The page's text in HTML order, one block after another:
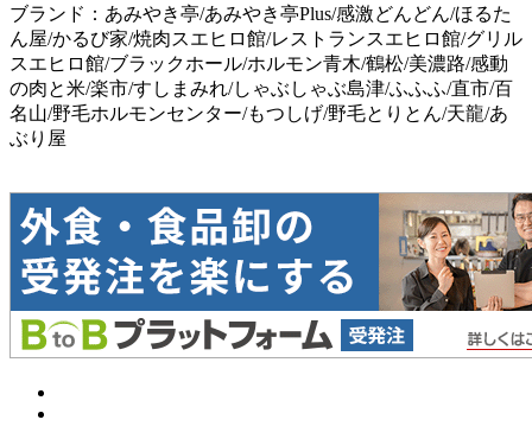
ブランド：あみやき亭/あみやき亭Plus/感激どんどん/ほるた
ん屋/かるび家/焼肉スエヒロ館/レストランスエヒロ館/グリル
スエヒロ館/ブラックホール/ホルモン青木/鶴松/美濃路/感動
の肉と米/楽市/すしまみれ/しゃぶしゃぶ島津/ふふふ/直市/百
名山/野毛ホルモンセンター/もつしげ/野毛とりとん/天龍/あ
ぶり屋